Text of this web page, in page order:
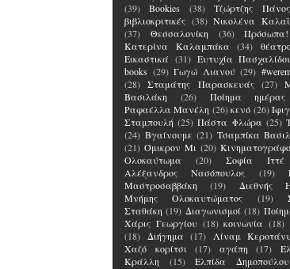
(39)
Bookies (38) Τζώρτζης Πάνος
βιβλιοκριτικές (38) Νικολένα
(37)
Θεσσαλονίκη (36) Πρόσωπα!
Κατερίνα Καλαμπάκα
(34)
Εικαστικά (31) Ευτυχία
books (29) Γωγώ Λιανού (29)
(28) Σταμάτης Παρασκευάς (27)
Βασιλάκη
(26) Ποίημα ημέρας
Ραφαέλλα Μανέλη (26) κενό (26)
Σταμπουλή (25) Πάστα Φλώρα (25)
(24) Βγαίνουμε (21) Τσαμπίκα
(21) Όμικρον Μι (20)
Ολοκαύτωμα
(20) Σοφία Ιττέ
Αλέξανδρος Νασόπουλος
(19)
Μαστροσαββάκη
(19)
Διεθνής
Μνήμης Ολοκαυτώματος
(19)
Σταθάκη (19) Διαγωνισμοί (18)
Χάρις Γεωργίου (18) κοινωνία (18)
(18)
Διήγημα (17) Λίναμ
Χαζό κορίτσι
(17) αγάπη (17)
Κράλλη
(15) Ελπίδα Δημοπούλου